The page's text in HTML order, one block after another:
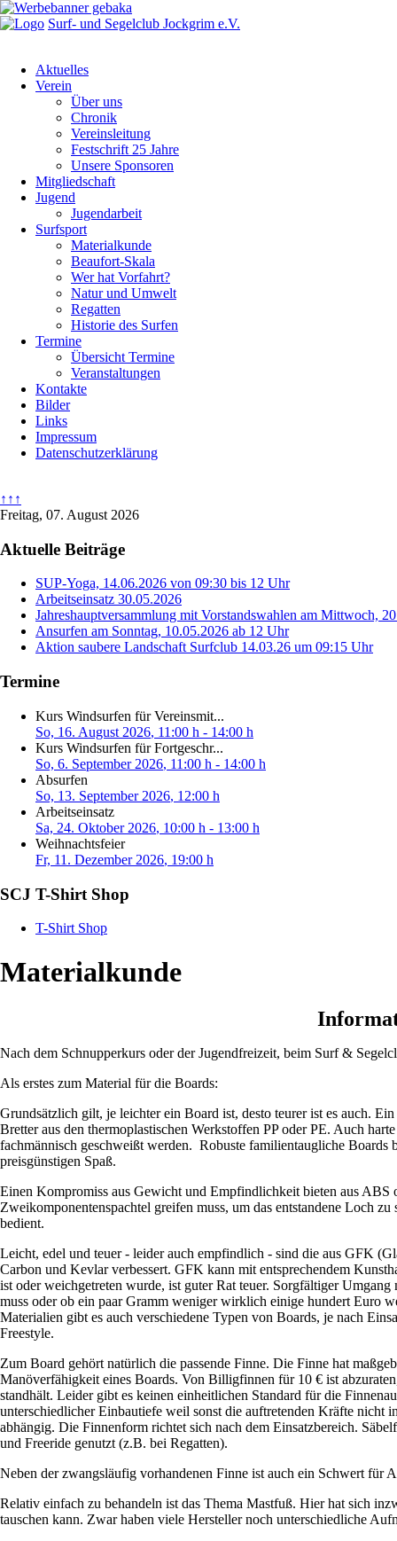
Surf- und Segelclub Jockgrim e.V.
Aktuelles
Verein
Über uns
Chronik
Vereinsleitung
Festschrift 25 Jahre
Unsere Sponsoren
Mitgliedschaft
Jugend
Jugendarbeit
Surfsport
Materialkunde
Beaufort-Skala
Wer hat Vorfahrt?
Natur und Umwelt
Regatten
Historie des Surfen
Termine
Übersicht Termine
Veranstaltungen
Kontakte
Bilder
Links
Impressum
Datenschutzerklärung
↑↑↑
Freitag, 07. August 2026
Aktuelle Beiträge
SUP-Yoga, 14.06.2026 von 09:30 bis 12 Uhr
Arbeitseinsatz 30.05.2026
Jahreshauptversammlung mit Vorstandswahlen am Mittwoch,
Ansurfen am Sonntag, 10.05.2026 ab 12 Uhr
Aktion saubere Landschaft Surfclub 14.03.26 um 09:15 Uhr
Termine
Kurs Windsurfen für Vereinsmit...
So, 16. August 2026, 11:00 h - 14:00 h
Kurs Windsurfen für Fortgeschr...
So, 6. September 2026, 11:00 h - 14:00 h
Absurfen
So, 13. September 2026, 12:00 h
Arbeitseinsatz
Sa, 24. Oktober 2026, 10:00 h - 13:00 h
Weihnachtsfeier
Fr, 11. Dezember 2026, 19:00 h
SCJ T-Shirt Shop
T-Shirt Shop
Materialkunde
Nach dem Schnupperkurs oder der Jugendfreizeit, beim Surf &
Als erstes zum Material für die Boards:
Grundsätzlich gilt, je leichter ein Board ist, desto teurer ist es auch.
Bretter aus den thermoplastischen Werkstoffen PP oder PE. Auch
fachmännisch geschweißt werden. Robuste familientaugliche Boards
preisgünstigen Spaß.
Einen Kompromiss aus Gewicht und Empfindlichkeit bieten aus ABS
Zweikomponentenspachtel greifen muss, um das entstandene Loch
bedient.
Leicht, edel und teuer - leider auch empfindlich - sind die aus GFK
Carbon und Kevlar verbessert. GFK kann mit entsprechendem
ist oder weichgetreten wurde, ist guter Rat teuer. Sorgfältiger
muss oder ob ein paar Gramm weniger wirklich einige hundert Euro
Materialien gibt es auch verschiedene Typen von Boards, je nach
Freestyle.
Zum Board gehört natürlich die passende Finne. Die Finne hat
Manöverfähigkeit eines Boards. Von Billigfinnen für 10 € ist
standhält. Leider gibt es keinen einheitlichen Standard für die
unterschiedlicher Einbautiefe weil sonst die auftretenden Kräfte nicht
abhängig. Die Finnenform richtet sich nach dem Einsatzbereich.
und Freeride genutzt (z.B. bei Regatten).
Neben der zwangsläufig vorhandenen Finne ist auch ein Schwert für
Relativ einfach zu behandeln ist das Thema Mastfuß. Hier hat sich
tauschen kann. Zwar haben viele Hersteller noch unterschiedliche